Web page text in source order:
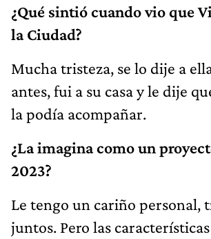
¿Qué sintió cuando vio que
la Ciudad?
Mucha tristeza, se lo dije a
antes, fui a su casa y le dije
la podía acompañar.
¿La imagina como un
2023?
Le tengo un cariño personal,
juntos. Pero las